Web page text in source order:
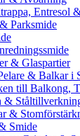
Entresol
Parksmide
& Glaspartier
& Balkar i
till Balkong,
&
&
Smide